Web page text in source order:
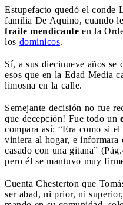
Estupefacto quedó el conde
familia De Aquino, cuando
fraile mendicante en la
los dominicos.
Sí, a sus diecinueve años
esos que en la Edad Media
limosna en la calle.
Semejante decisión no fue
que decepción! Fue todo un
compara así: “Era como si
viniera al hogar, e informara
casado con una gitana”
pero él se mantuvo muy
Cuenta Chesterton que
ser abad, ni prior, ni